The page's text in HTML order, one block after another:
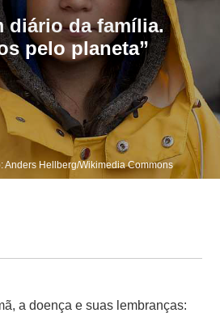
diário da família.
pelo planeta”
Anders Hellberg/Wikimedia Commons
a doença e suas lembranças: